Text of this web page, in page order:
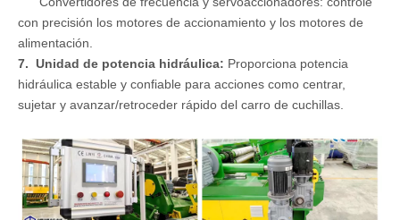
con precisión los motores de accionamiento y los motores de
alimentación.
7. Unidad de potencia hidráulica: Proporciona potencia
hidráulica estable y confiable para acciones como centrar,
sujetar y avanzar/retroceder rápido del carro de cuchillas.